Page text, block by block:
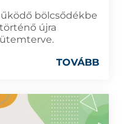
bölcsődékbe
újra
TOVÁBB